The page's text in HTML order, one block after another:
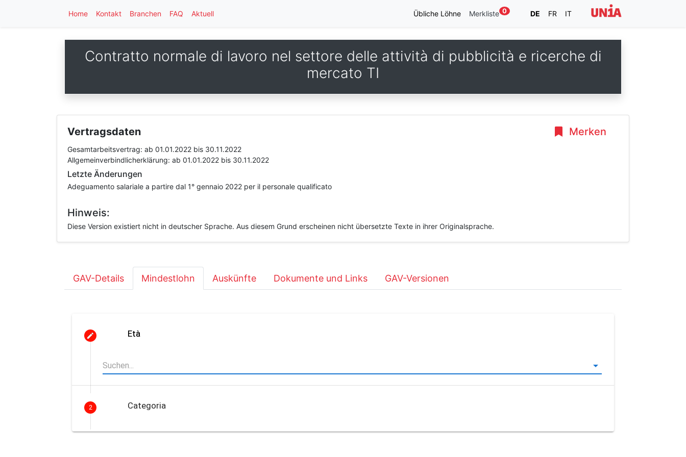
Home Kontakt Branchen FAQ Aktuell Übliche Löhne Merkliste 0 DE FR IT
Contratto normale di lavoro nel settore delle attività di pubblicità e ricerche di
mercato TI
Merken
Vertragsdaten
Gesamtarbeitsvertrag: ab 01.01.2022 bis 30.11.2022
Allgemeinverbindlicherklärung: ab 01.01.2022 bis 30.11.2022
Letzte Änderungen
Adeguamento salariale a partire dal 1° gennaio 2022 per il personale qualificato
Hinweis:
Diese Version existiert nicht in deutscher Sprache. Aus diesem Grund erscheinen nicht übersetzte Texte in ihrer Originalsprache.
GAV-Details Mindestlohn Auskünfte Dokumente und Links GAV-Versionen
Età
2 Categoria